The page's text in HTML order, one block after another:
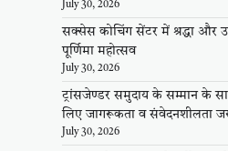
July 30, 2026
सक्सेस कोचिंग सेंटर में श्रद्धा और
पूर्णिमा महोत्सव
July 30, 2026
ट्रांसजेण्डर समुदाय के सम्मान के
लिए जागरूकता व संवेदनशीलता
July 30, 2026